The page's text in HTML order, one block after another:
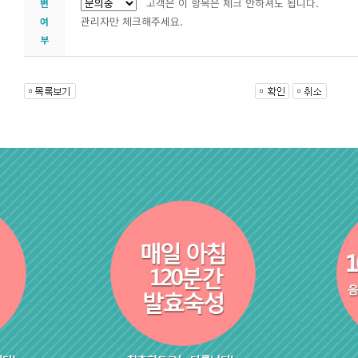
변
여
부
고객은 이 항목은 체크 안하셔도 됩니다.
관리자만 체크해주세요.